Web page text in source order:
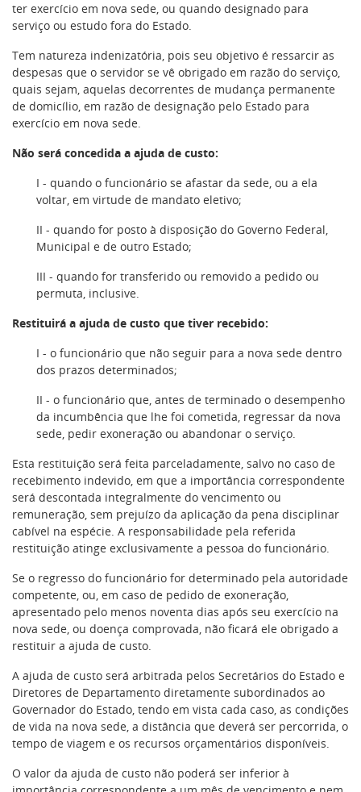
ter exercício em nova sede, ou quando designado para
serviço ou estudo fora do Estado.
Tem natureza indenizatória, pois seu objetivo é ressarcir as
despesas que o servidor se vê obrigado em razão do serviço,
quais sejam, aquelas decorrentes de mudança permanente
de domicílio, em razão de designação pelo Estado para
exercício em nova sede.
Não será concedida a ajuda de custo:
I - quando o funcionário se afastar da sede, ou a ela
voltar, em virtude de mandato eletivo;
II - quando for posto à disposição do Governo Federal,
Municipal e de outro Estado;
III - quando for transferido ou removido a pedido ou
permuta, inclusive.
Restituirá a ajuda de custo que tiver recebido:
I - o funcionário que não seguir para a nova sede dentro
dos prazos determinados;
II - o funcionário que, antes de terminado o desempenho
da incumbência que lhe foi cometida, regressar da nova
sede, pedir exoneração ou abandonar o serviço.
Esta restituição será feita parceladamente, salvo no caso de
recebimento indevido, em que a importância correspondente
será descontada integralmente do vencimento ou
remuneração, sem prejuízo da aplicação da pena disciplinar
cabível na espécie. A responsabilidade pela referida
restituição atinge exclusivamente a pessoa do funcionário.
Se o regresso do funcionário for determinado pela autoridade
competente, ou, em caso de pedido de exoneração,
apresentado pelo menos noventa dias após seu exercício na
nova sede, ou doença comprovada, não ficará ele obrigado a
restituir a ajuda de custo.
A ajuda de custo será arbitrada pelos Secretários do Estado e
Diretores de Departamento diretamente subordinados ao
Governador do Estado, tendo em vista cada caso, as condições
de vida na nova sede, a distância que deverá ser percorrida, o
tempo de viagem e os recursos orçamentários disponíveis.
O valor da ajuda de custo não poderá ser inferior à